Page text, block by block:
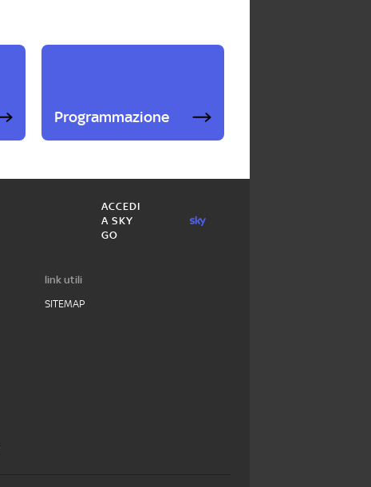
Programmazione
ACCEDI
A SKY
GO
link utili
SITEMAP